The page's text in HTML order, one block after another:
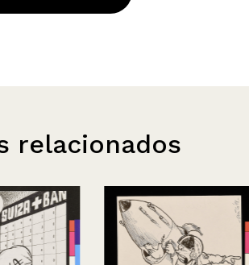
relacionados